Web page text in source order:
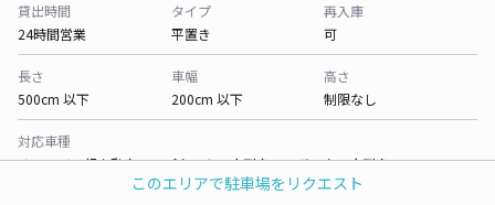
このエリアで駐車場をリクエスト
貸出時間
24時間営業
タイプ
平置き
再入庫
可
長さ
500cm 以下
車幅
200cm 以下
高さ
制限なし
対応車種
オートバイ軽自動車コンパクトカー中型車ワンボックス大型車・SUV